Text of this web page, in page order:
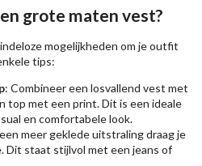
grote maten vest?
mogelijkheden om je outfit
tips:
: Combineer een losvallend vest met
top met een print. Dit is een ideale
en comfortabele look.
meer geklede uitstraling draag je
Dit staat stijlvol met een jeans of